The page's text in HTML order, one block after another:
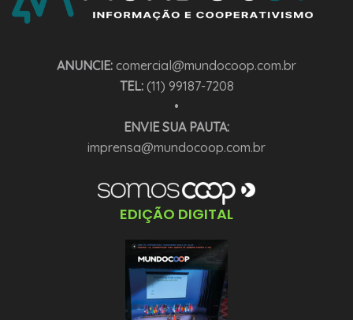
ANUNCIE: comercial@mundocoop.com.br
TEL:(11) 99187-7208
•
ENVIE SUA PAUTA:
imprensa@mundocoop.com.br
EDIÇÃO DIGITAL